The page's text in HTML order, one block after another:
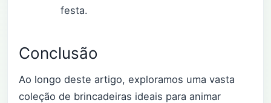
festa.
Conclusão
Ao longo deste artigo, exploramos uma vasta
coleção de brincadeiras ideais para animar